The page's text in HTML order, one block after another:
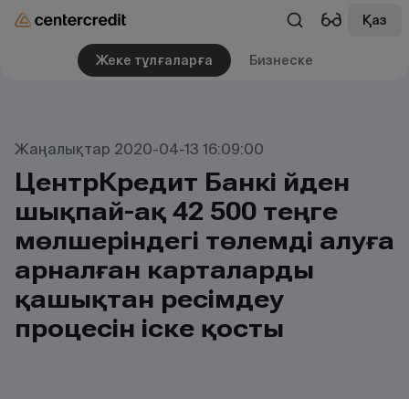
Қаз
Жеке тұлғаларға Бизнеске
Жаңалықтар 2020-04-13 16:09:00
ЦентрКредит Банкі үйден
шықпай-ақ 42 500 теңге
мөлшеріндегі төлемді алуға
арналған карталарды
қашықтан ресімдеу
процесін іске қосты